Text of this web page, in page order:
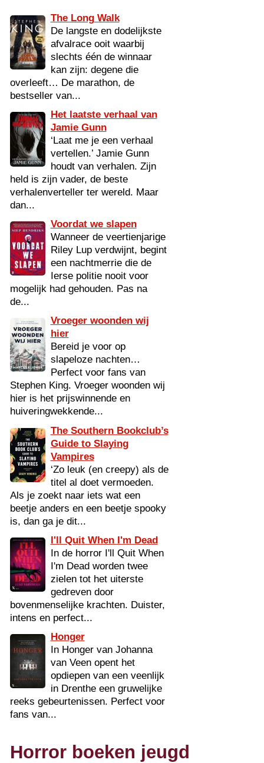
The Long Walk
De langste en dodelijkste
afvalrace ooit waarbij
slechts één de winnaar
kan zijn: degene die
overleeft… De marathon, de
bestseller van...
Het laatste verhaal van
Jamie Gunn
‘Laat me je een verhaal
vertellen.’ Jamie Gunn
houdt van verhalen. Zijn
held is zijn vader, de beste
verhalenverteller ter wereld. Maar
dan...
Voordat we slapen
Wanneer de veertienjarige
Riley Lup verdwijnt, begint
een nachtmerrie die de
Ierse politie nooit voor
mogelijk had gehouden. Pas na
de...
Vroeger woonden wij
hier
Bereid je voor op
slapeloze nachten…
Perfect voor fans van
Stephen King. Vroeger woonden wij
hier is het prijswinnende en
huiveringwekkende...
The Southern Bookclub’s
Guide to Slaying
Vampires
‘Zo leuk (en creepy) als de
titel al doet vermoeden.
Als je zoekt naar iets wat een
beetje anders en een beetje spooky
is, dan ga je dit...
I'll Quit When I'm Dead
In de horror I'll Quit When
I'm Dead worden twee
zielen tot het uiterste
gedreven door
bovenmenselijke krachten. Duister,
intens en perfect...
Honger
In Honger van Johanna
van Veen opent het
opdiepen van een veenlijk
in Drenthe een gruwelijke
reeks gebeurtenissen. Perfect voor
fans van...
Horror boeken jeugd